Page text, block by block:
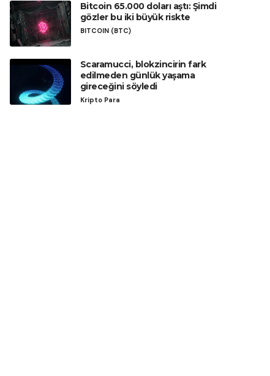
Bitcoin 65.000 doları aştı: Şimdi
gözler bu iki büyük riskte
BITCOIN (BTC)
Scaramucci, blokzincirin fark
edilmeden günlük yaşama
gireceğini söyledi
Kripto Para